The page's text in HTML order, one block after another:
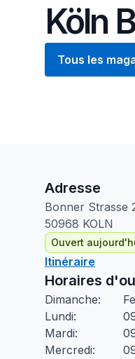
Köln
Tous les
Adresse
Bonner Strasse
50968 KOLN
Ouvert
Itinéraire
Horaires
Dimanche:
Lundi:
Mardi:
Mercredi: